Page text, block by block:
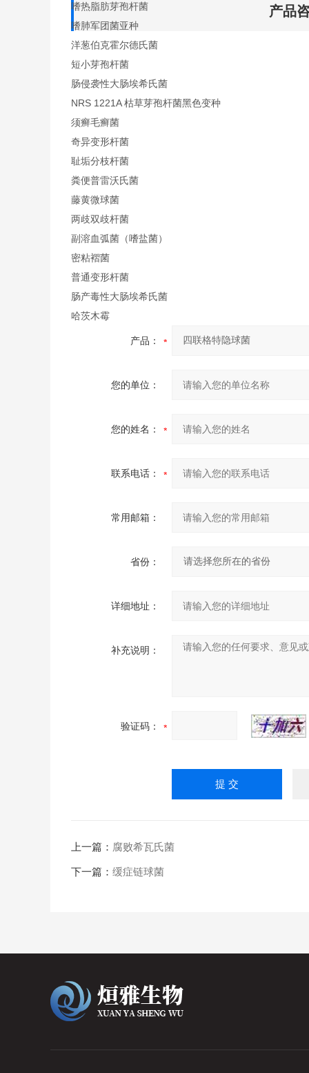
嗜热脂肪芽孢杆菌
嗜肺军团菌亚种
洋葱伯克霍尔德氏菌
短小芽孢杆菌
肠侵袭性大肠埃希氏菌
NRS 1221A 枯草芽孢杆菌黑色变种
须癣毛癣菌
奇异变形杆菌
耻垢分枝杆菌
粪便普雷沃氏菌
藤黄微球菌
两歧双歧杆菌
副溶血弧菌（嗜盐菌）
密粘褶菌
普通变形杆菌
肠产毒性大肠埃希氏菌
哈茨木霉
产品
产品：
您的单位：
您的姓名：
联系电话：
常用邮箱：
省份：
详细地址：
补充说明：
验证码：
上一篇： 腐败希瓦氏菌
下一篇： 缓症链球菌